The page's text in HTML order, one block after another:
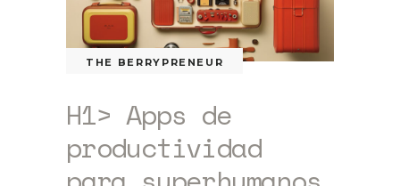
THE BERRYPRENEUR
H1> Apps de
productividad